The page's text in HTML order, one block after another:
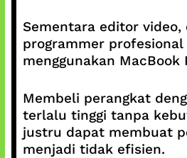
Sementara editor video,
programmer
menggunakan MacBook
Membeli perangkat
terlalu tinggi tanpa
justru dapat membuat
menjadi tidak efisien.